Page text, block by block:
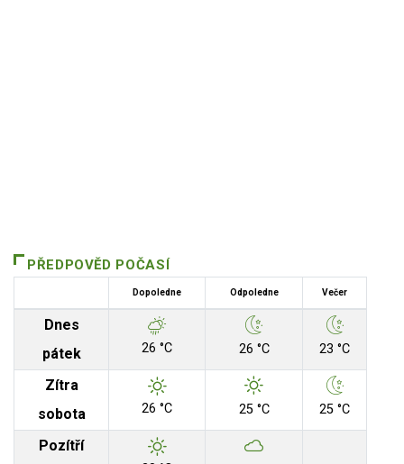
PŘEDPOVĚD POČASÍ
Dopoledne Odpoledne Večer
Dnes
pátek
26 °C 26 °C 23 °C
Zítra
sobota
26 °C 25 °C 25 °C
Pozítří